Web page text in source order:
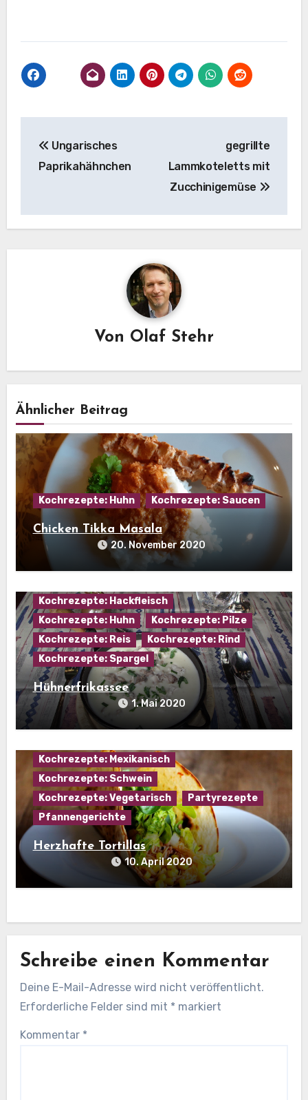
Ungarisches
Paprikahähnchen
gegrillte
Lammkoteletts mit
Zucchinigemüse
Von Olaf Stehr
Ähnlicher Beitrag
Kochrezepte: Huhn Kochrezepte: Saucen
Chicken Tikka Masala
20. November 2020
Kochrezepte: Hackfleisch
Kochrezepte: Huhn
Kochrezepte: Pilze
Kochrezepte: Reis
Kochrezepte: Rind
Kochrezepte: Spargel
Hühnerfrikassee
1. Mai 2020
Kochrezepte: Gemüse
Kochrezepte: Hackfleisch
Kochrezepte: Mexikanisch
Kochrezepte: Schwein
Kochrezepte: Vegetarisch
Partyrezepte
Pfannengerichte
Herzhafte Tortillas
10. April 2020
Schreibe einen Kommentar
Deine E-Mail-Adresse wird nicht veröffentlicht.
Erforderliche Felder sind mit * markiert
Kommentar *